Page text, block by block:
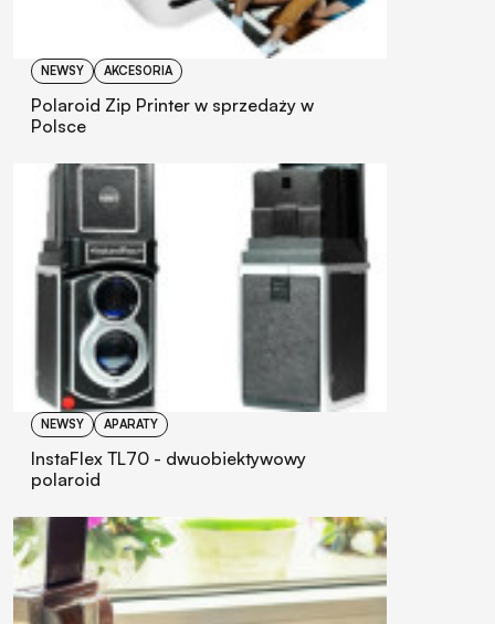
NEWSY AKCESORIA
Polaroid Zip Printer w sprzedaży w
Polsce
NEWSY APARATY
InstaFlex TL70 - dwuobiektywowy
polaroid